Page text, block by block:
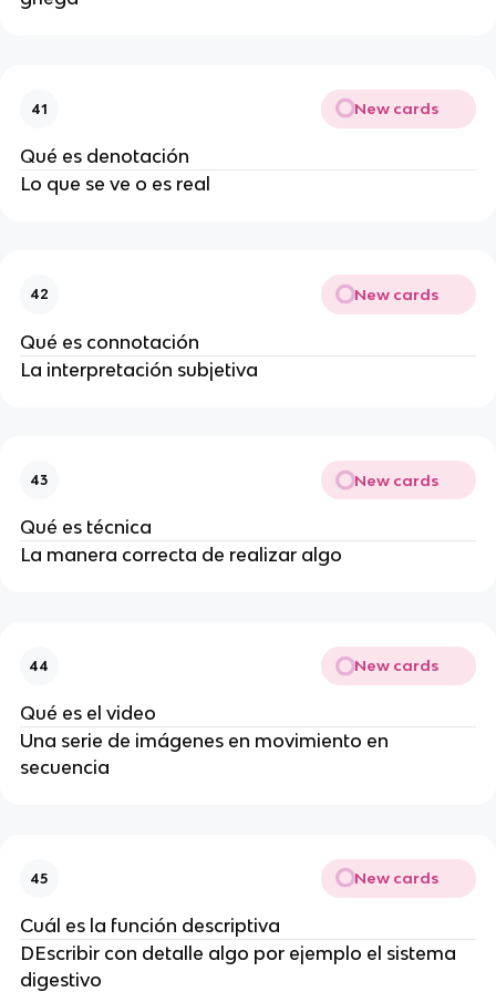
41 New cards
Qué es denotación
Lo que se ve o es real
42 New cards
Qué es connotación
La interpretación subjetiva
43 New cards
Qué es técnica
La manera correcta de realizar algo
44 New cards
Qué es el video
Una serie de imágenes en movimiento en
secuencia
45 New cards
Cuál es la función descriptiva
DEscribir con detalle algo por ejemplo el sistema
digestivo